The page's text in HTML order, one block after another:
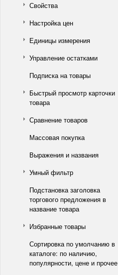
Свойства
Настройка цен
Единицы измерения
Управление остатками
Подписка на товары
Быстрый просмотр карточки
товара
Сравнение товаров
Массовая покупка
Выражения и названия
Умный фильтр
Подстановка заголовка
торгового предложения в
название товара
Избранные товары
Сортировка по умолчанию в
каталоге: по наличию,
популярности, цене и прочее